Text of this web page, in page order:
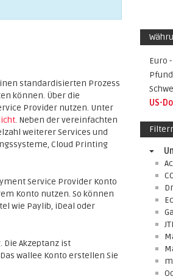
standardisierten Prozess
können. Über die
Provider nutzen. Unter
. Neben der vereinfachten
weiterer Services und
Cloud Printing
Service Provider Konto
Konto nutzen. So können
wie Paylib, iDeal oder
Akzeptanz ist
wallee Konto erstellen Sie
Euro -
US-